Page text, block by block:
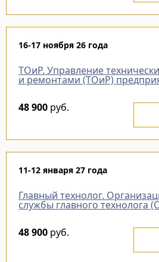
16-17 ноября 26 года
ТОиР. Управление
и ремонтами (ТОиР)
48 900 руб.
11-12 января 27 года
Главный технолог.
службы главного технолога
48 900 руб.